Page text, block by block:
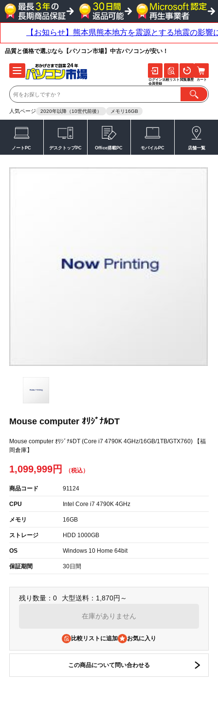
品質と価格で選ぶなら【パソコン市場】中古パソコンが安い！
人気ページ 2020年以降（10世代前後） メモリ16GB
ログイン
会員登録
比較リスト 閲覧履歴 カート
ノートPC デスクトップPC Office搭載PC モバイルPC 店舗一覧
Mouse computer ｵﾘｼﾞﾅﾙDT
Mouse computer ｵﾘｼﾞﾅﾙDT (Core i7 4790K 4GHz/16GB/1TB/GTX760) 【福
岡倉庫】
1,099,999円
商品コード 91124
CPU Intel Core i7 4790K 4GHz
メモリ 16GB
ストレージ HDD 1000GB
OS Windows 10 Home 64bit
保証期間 30日間
残り数量：0 大型送料：1,870円～
在庫がありません
比較リストに追加
この商品について問い合わせる